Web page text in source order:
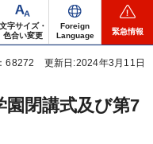
文字サイズ・
色合い変更
Foreign
Language
緊急情報
68272 更新日:2024年3月11日
園閉講式及び第7